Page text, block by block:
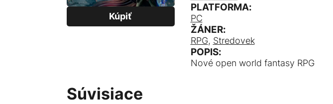
Kúpiť
PLATFORMA:
PC
ŽÁNER:
RPG, Stredovek
POPIS:
Nové open world fantasy RPG
Súvisiace